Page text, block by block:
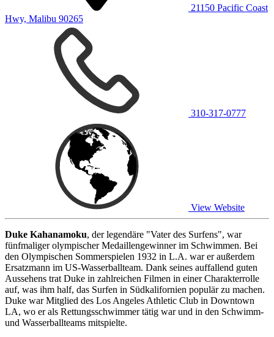
21150 Pacific Coast
Hwy, Malibu 90265
310-317-0777
View Website
Duke Kahanamoku, der legendäre "Vater des Surfens", war
fünfmaliger olympischer Medaillengewinner im Schwimmen. Bei
den Olympischen Sommerspielen 1932 in L.A. war er außerdem
Ersatzmann im US-Wasserballteam. Dank seines auffallend guten
Aussehens trat Duke in zahlreichen Filmen in einer Charakterrolle
auf, was ihm half, das Surfen in Südkalifornien populär zu machen.
Duke war Mitglied des Los Angeles Athletic Club in Downtown
LA, wo er als Rettungsschwimmer tätig war und in den Schwimm-
und Wasserballteams mitspielte.